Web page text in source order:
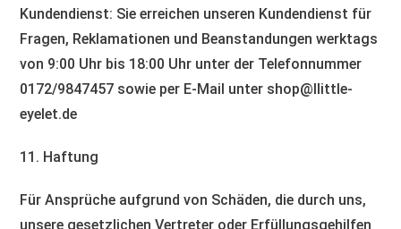
Kundendienst: Sie erreichen unseren Kundendienst für
Fragen, Reklamationen und Beanstandungen werktags
von 9:00 Uhr bis 18:00 Uhr unter der Telefonnummer
0172/9847457 sowie per E-Mail unter shop@llittle-
eyelet.de
11. Haftung​​​​​​​
Für Ansprüche aufgrund von Schäden, die durch uns,
unsere gesetzlichen Vertreter oder Erfüllungsgehilfen